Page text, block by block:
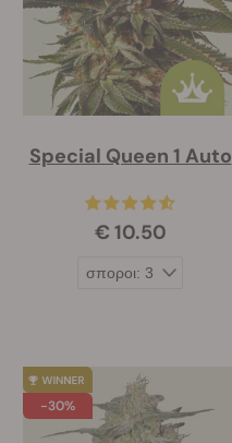
Special Queen 1 Auto
€ 10.50
-30%